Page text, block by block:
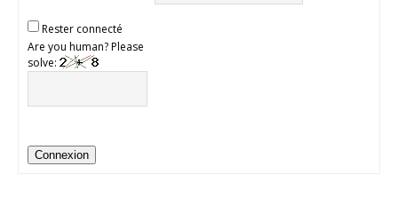
Rester connecté
Are you human? Please
solve:
Connexion